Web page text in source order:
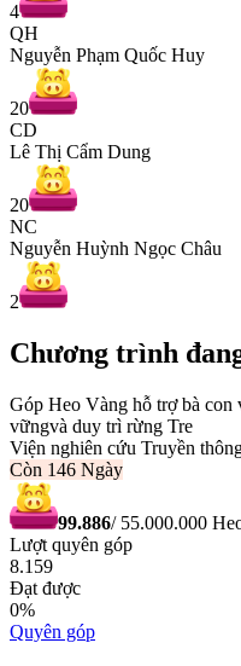
4
QH
Nguyễn Phạm Quốc Huy
20
CD
Lê Thị Cẩm Dung
20
NC
Nguyễn Huỳnh Ngọc Châu
2
Chương trình
Góp Heo Vàng hỗ trợ bà con
vữngvà duy trì rừng Tre
Viện nghiên cứu Truyền
Còn 146 Ngày
99.886/ 55.000.000
Lượt quyên góp
8.159
Đạt được
0%
Quyên góp